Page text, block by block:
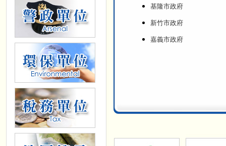
基隆市政府
新竹市政府
嘉義市政府